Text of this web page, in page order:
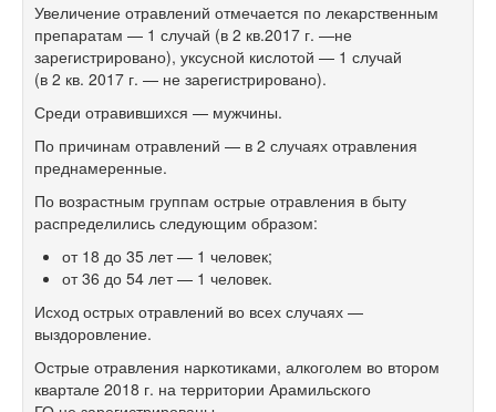
Увеличение отравлений отмечается по лекарственным
препаратам — 1 случай (в 2 кв.2017 г. —не
зарегистрировано), уксусной кислотой — 1 случай
(в 2 кв. 2017 г. — не зарегистрировано).
Среди отравившихся — мужчины.
По причинам отравлений — в 2 случаях отравления
преднамеренные.
По возрастным группам острые отравления в быту
распределились следующим образом:
от 18 до 35 лет — 1 человек;
от 36 до 54 лет — 1 человек.
Исход острых отравлений во всех случаях —
выздоровление.
Острые отравления наркотиками, алкоголем во втором
квартале 2018 г. на территории Арамильского